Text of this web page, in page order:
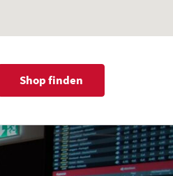
Shop finden